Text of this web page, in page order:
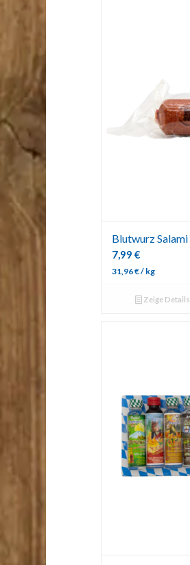
Blutwurz Salami
7,99€
31,96€/ kg
Zeige Details